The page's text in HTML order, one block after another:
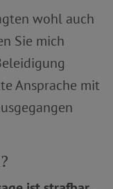
wohl auch
Sie mich
Ansprache mit